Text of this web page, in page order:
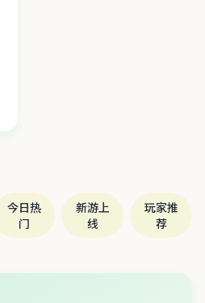
今日热
门
新游上
线
玩家推
荐